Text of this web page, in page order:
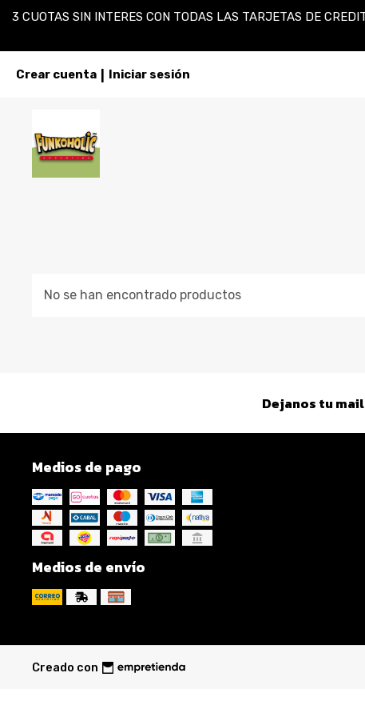
3 CUOTAS SIN INTERES CON TODAS LAS TARJETAS DE
Crear cuenta Iniciar sesión
No se han encontrado productos
Dejanos tu
Medios de pago
Medios de envío
Creado con